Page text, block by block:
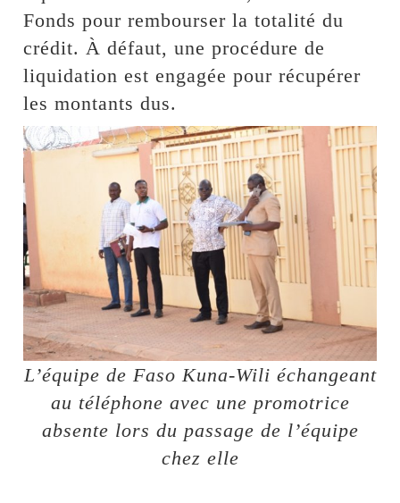
Fonds pour rembourser la totalité du
crédit. À défaut, une procédure de
liquidation est engagée pour récupérer
les montants dus.
L’équipe de Faso Kuna-Wili échangeant
au téléphone avec une promotrice
absente lors du passage de l’équipe
chez elle